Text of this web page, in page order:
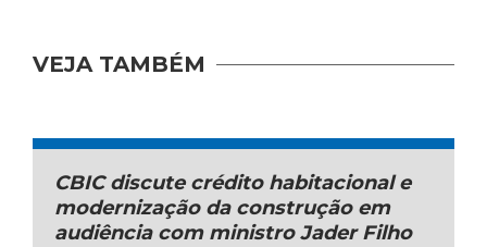
VEJA TAMBÉM
CBIC discute crédito habitacional e
modernização da construção em
audiência com ministro Jader Filho